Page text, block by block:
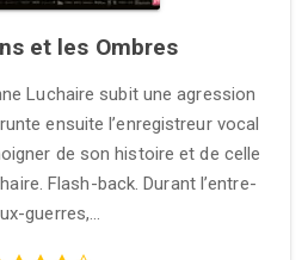
et les Ombres
Luchaire subit une agression
ensuite l’enregistreur vocal
de son histoire et de celle
Flash-back. Durant l’entre-
guerres,…